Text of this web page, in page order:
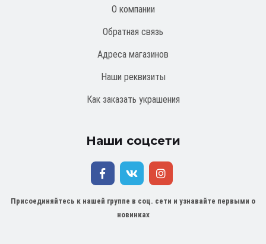
О компании
Обратная связь
Адреса магазинов
Наши реквизиты
Как заказать украшения
Наши соцсети
Присоединяйтесь к нашей группе в соц. сети и узнавайте первыми о
новинках